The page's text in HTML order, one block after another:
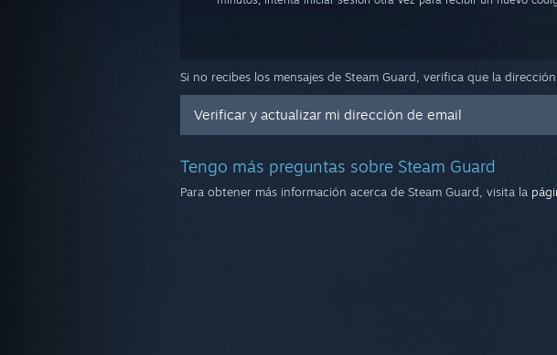
Si no recibes los mensajes de Steam Guard, verifica que la
Verificar y actualizar mi dirección de email
Tengo más preguntas sobre Steam Guard
Para obtener más información acerca de Steam Guard, visita la